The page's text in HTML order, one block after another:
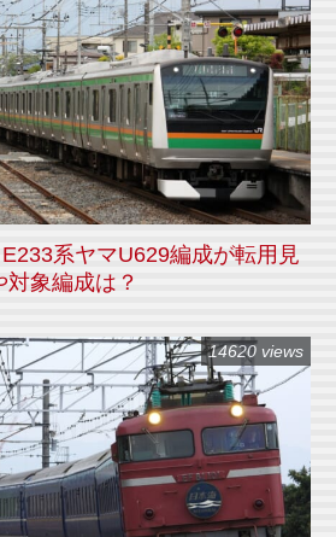
E233系ヤマU629編成が転用見
象編成は？
14620 views